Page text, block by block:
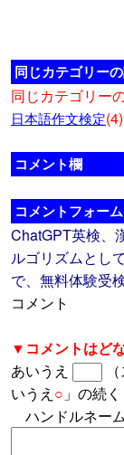
同じカテゴリー
同じカテゴリー
日本語作文検定(4)
コメント欄
コメントフォーム
ChatGPT英検、
ルゴリズムとし
で、無料体験受
コメント
▼コメントはど
あいうえ
いうえ ○ 」の続
ハンドルネー